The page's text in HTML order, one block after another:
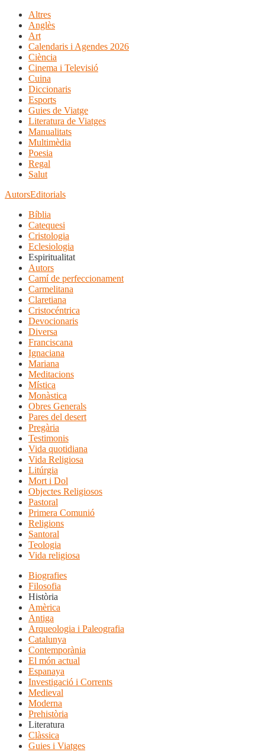
Altres
Anglès
Art
Calendaris i Agendes 2026
Ciència
Cinema i Televisió
Cuina
Diccionaris
Esports
Guies de Viatge
Literatura de Viatges
Manualitats
Multimèdia
Poesia
Regal
Salut
AutorsEditorials
Bíblia
Catequesi
Cristologia
Eclesiologia
Espiritualitat
Autors
Camí de perfeccionament
Carmelitana
Claretiana
Cristocéntrica
Devocionaris
Diversa
Franciscana
Ignaciana
Mariana
Meditacions
Mística
Monàstica
Obres Generals
Pares del desert
Pregària
Testimonis
Vida quotidiana
Vida Religiosa
Litúrgia
Mort i Dol
Objectes Religiosos
Pastoral
Primera Comunió
Religions
Santoral
Teologia
Vida religiosa
Biografies
Filosofia
Història
Amèrica
Antiga
Arqueologia i Paleografia
Catalunya
Contemporània
El món actual
Espanaya
Investigació i Corrents
Medieval
Moderna
Prehistòria
Literatura
Clàssica
Guies i Viatges